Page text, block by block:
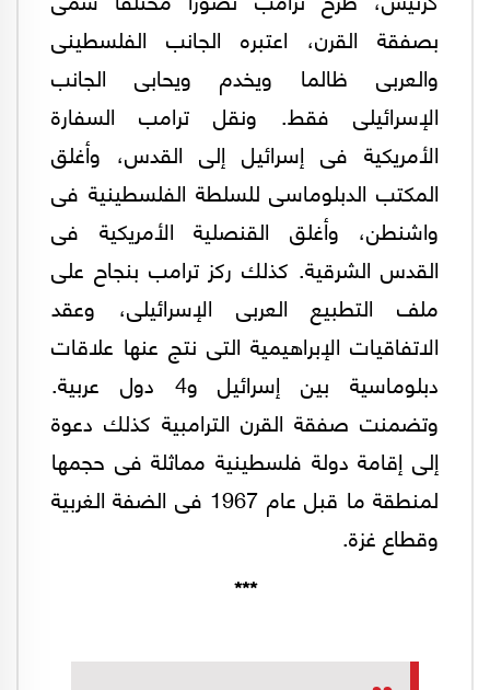
بصفقة القرن، اعتبره الجانب الفلسطينى
والعربى ظالما ويخدم ويحابى الجانب
الإسرائيلى فقط. ونقل ترامب السفارة
الأمريكية فى إسرائيل إلى القدس، وأغلق
المكتب الدبلوماسى للسلطة الفلسطينية فى
واشنطن، وأغلق القنصلية الأمريكية فى
القدس الشرقية. كذلك ركز ترامب بنجاح على
ملف التطبيع العربى الإسرائيلى، وعقد
الاتفاقيات الإبراهيمية التى نتج عنها علاقات
دبلوماسية بين إسرائيل و4 دول عربية.
وتضمنت صفقة القرن الترامبية كذلك دعوة
إلى إقامة دولة فلسطينية مماثلة فى حجمها
لمنطقة ما قبل عام 1967 فى الضفة الغربية
وقطاع غزة.
***